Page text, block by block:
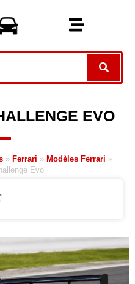
EVO
» Ferrari » Modèles Ferrari »
Evo